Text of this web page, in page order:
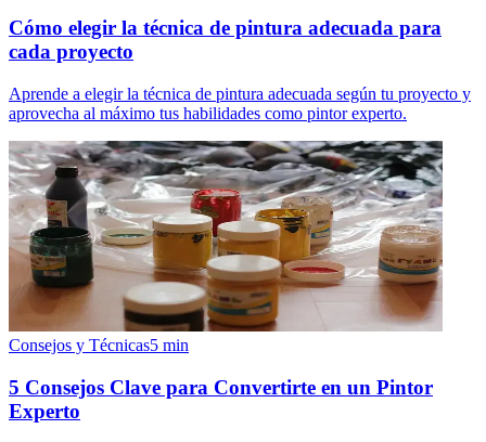
Cómo elegir la técnica de pintura adecuada para
cada proyecto
Aprende a elegir la técnica de pintura adecuada según tu proyecto y
aprovecha al máximo tus habilidades como pintor experto.
Consejos y Técnicas5 min
5 Consejos Clave para Convertirte en un Pintor
Experto